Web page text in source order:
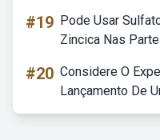
#19 Pode Usar
Zincica Nas
#20 Considere O
Lançamento De